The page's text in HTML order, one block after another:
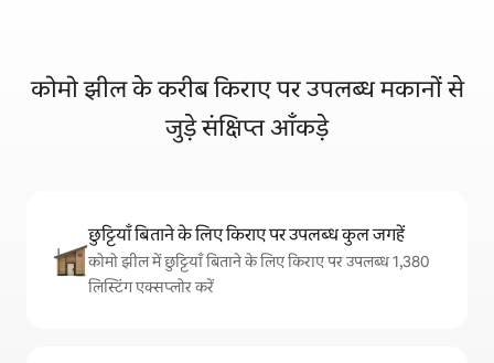
कोमो झील के करीब किराए पर उपलब्ध मकानों से
जुड़े संक्षिप्त आँकड़े
छुट्टियाँ बिताने के लिए किराए पर उपलब्ध कुल जगहें
कोमो झील में छुट्टियाँ बिताने के लिए किराए पर उपलब्ध 1,380
लिस्टिंग एक्सप्लोर करें